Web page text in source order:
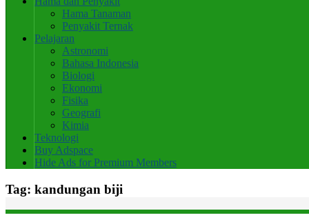
Hama Tanaman
Penyakit Ternak
Pelajaran
Astronomi
Bahasa Indonesia
Biologi
Ekonomi
Fisika
Geografi
Kimia
Teknologi
Buy Adspace
Hide Ads for Premium Members
Tag: kandungan biji